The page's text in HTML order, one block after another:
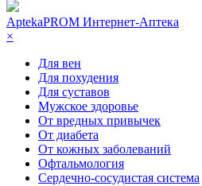
AptekaPROM Интернет-Аптека
×
Для вен
Для похудения
Для суставов
Мужское здоровье
От вредных привычек
От диабета
От кожных заболеваний
Офтальмология
Сердечно-сосудистая система